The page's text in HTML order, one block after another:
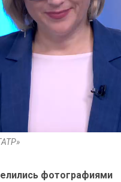
фотографиями